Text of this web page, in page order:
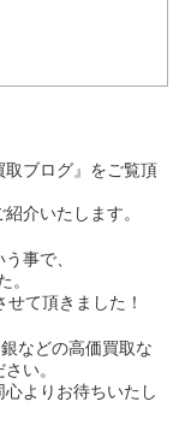
ブログ』をご覧頂
介いたします。
事で、
。
て頂きました！
などの高価買取な
い。
よりお待ちいたし